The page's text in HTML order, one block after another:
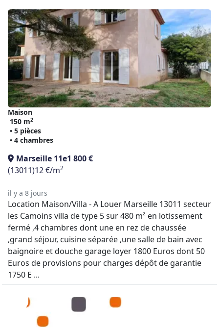
Maison
150 m2
• 5 pièces
• 4 chambres
Marseille 11e1 800 €
(13011)12 €/m2
il y a 8 jours
Location Maison/Villa - A Louer Marseille 13011 secteur
les Camoins villa de type 5 sur 480 m² en lotissement
fermé ,4 chambres dont une en rez de chaussée
,grand séjour, cuisine séparée ,une salle de bain avec
baignoire et douche garage loyer 1800 Euros dont 50
Euros de provisions pour charges dépôt de garantie
1750 E ...